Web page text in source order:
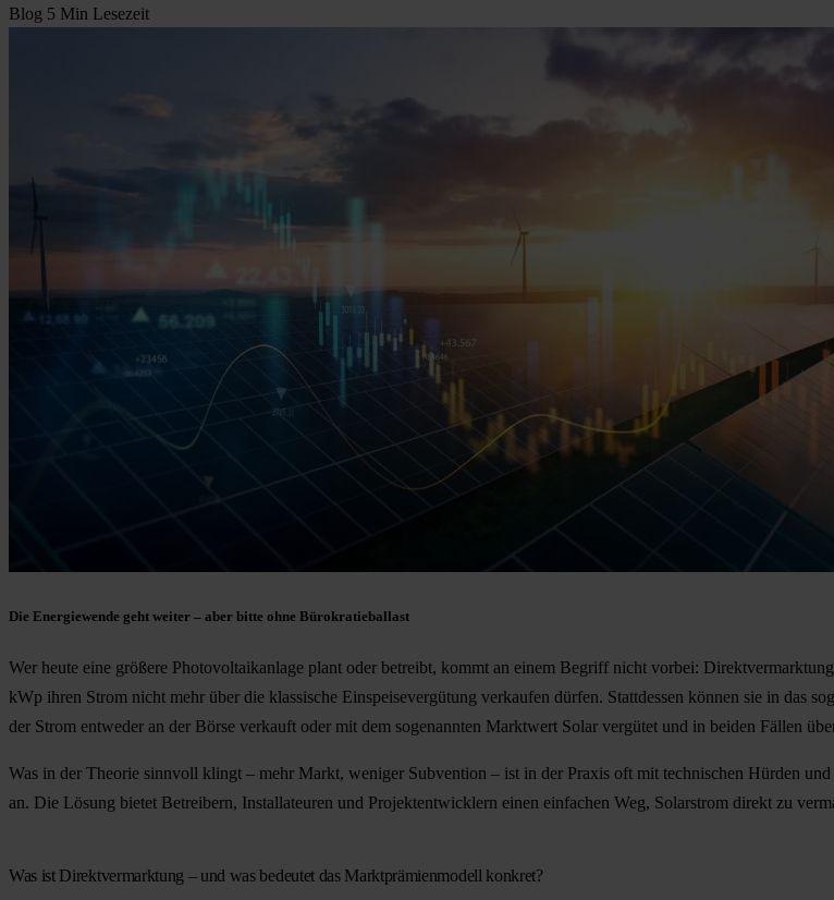
Blog 5 Min Lesezeit
Die Energiewende geht weiter – aber bitte ohne Bürokratieballast
Wer heute eine größere Photovoltaikanlage plant oder betreibt, kommt an einem Begriff nicht vorbei:
kWp ihren Strom nicht mehr über die klassische Einspeisevergütung verkaufen dürfen. Stattdessen können sie in das
der Strom entweder an der Börse verkauft oder mit dem sogenannten Marktwert Solar vergütet und in beiden Fällen
Was in der Theorie sinnvoll klingt – mehr Markt, weniger Subvention – ist in der Praxis oft mit technischen Hürden
an. Die Lösung bietet Betreibern, Installateuren und Projektentwicklern einen einfachen Weg, Solarstrom direkt zu
Was ist Direktvermarktung – und was bedeutet das Marktprämienmodell konkret?